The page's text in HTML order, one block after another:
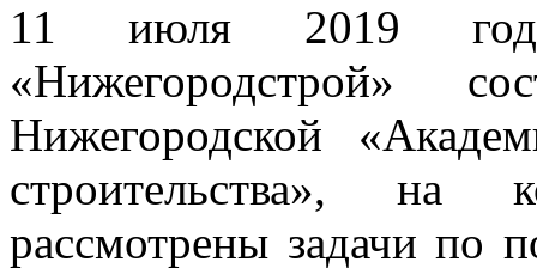
11 июля 2019
«Нижегородстрой»
Нижегородской
строительства», на
рассмотрены задачи по